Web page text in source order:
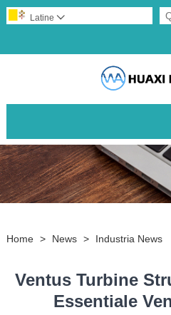
Latine 
Home > News > Industria News
Ventus Turbine
Essentiale